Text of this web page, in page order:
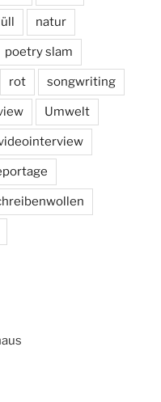
natur
poetry slam
rot songwriting
Umwelt